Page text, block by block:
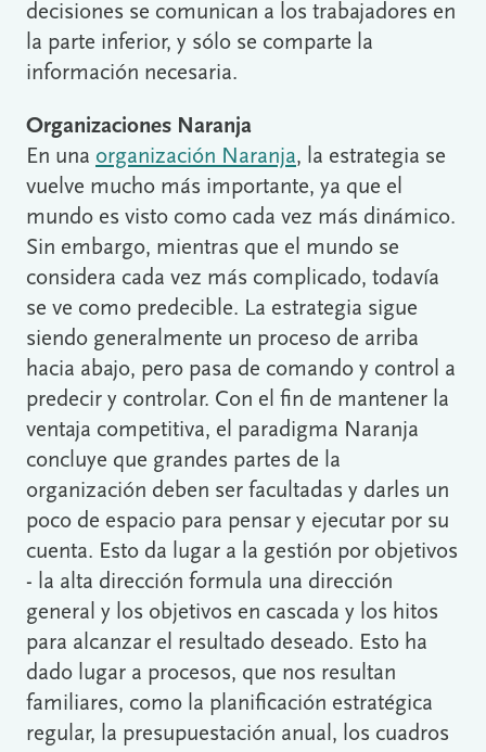
decisiones se comunican a los trabajadores en
la parte inferior, y sólo se comparte la
información necesaria.
Organizaciones Naranja
En una organización Naranja, la estrategia se
vuelve mucho más importante, ya que el
mundo es visto como cada vez más dinámico.
Sin embargo, mientras que el mundo se
considera cada vez más complicado, todavía
se ve como predecible. La estrategia sigue
siendo generalmente un proceso de arriba
hacia abajo, pero pasa de comando y control a
predecir y controlar. Con el fin de mantener la
ventaja competitiva, el paradigma Naranja
concluye que grandes partes de la
organización deben ser facultadas y darles un
poco de espacio para pensar y ejecutar por su
cuenta. Esto da lugar a la gestión por objetivos
- la alta dirección formula una dirección
general y los objetivos en cascada y los hitos
para alcanzar el resultado deseado. Esto ha
dado lugar a procesos, que nos resultan
familiares, como la planificación estratégica
regular, la presupuestación anual, los cuadros